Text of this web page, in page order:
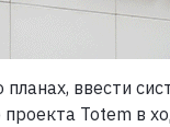
ввести
проекта Totem в